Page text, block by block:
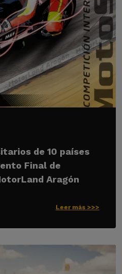
de 10 países
Final de
Aragón
Leer más >>>